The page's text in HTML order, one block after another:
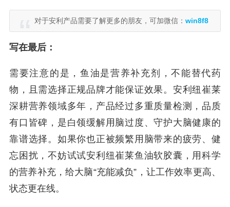
对于安利产品需要了解更多的朋友，可加微信： win8f8
写在最后：
需要注意的是，鱼油是营养补充剂，不能替代药
物，且需选择正规品牌才能保证效果。安利纽崔莱
深耕营养领域多年，产品经过多重质量检测，品质
有口皆碑，是白领缓解用脑过度、守护大脑健康的
靠谱选择。如果你也正被频繁用脑带来的疲劳、健
忘困扰，不妨试试安利纽崔莱鱼油软胶囊，用科学
的营养补充，给大脑“充能减负”，让工作效率更高、
状态更在线。